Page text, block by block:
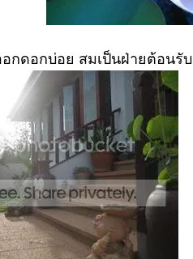
กดอกบ่อย สมเป็นฝ่ายต้อนรับ